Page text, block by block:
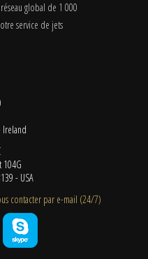
global de 1 000
service de jets
Ireland
104G
- USA
contacter par e-mail (24/7)